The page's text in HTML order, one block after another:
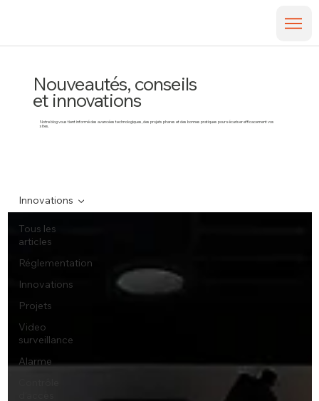
Nouveautés, conseils
et innovations
Notre blog vous tient informé des avancées technologiques, des projets phares et des bonnes pratiques pour sécuriser efficacement vos
sites.
Tous les
articles
Réglementation
Innovations
Projets
Video
surveillance
Alarme
Innovations